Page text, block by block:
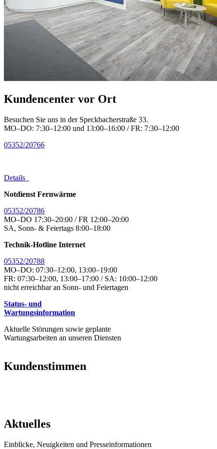
Kundencenter vor Ort
Besuchen Sie uns in der Speckbacherstraße 33.
MO–DO: 7:30–12:00 und 13:00–16:00 / FR: 7:30–12:00
05352/20766
Details
Notdienst Fernwärme
05352/20786
MO–DO 17:30–20:00 / FR 12:00–20:00
SA, Sonn- & Feiertags 8:00–18:00
Technik-Hotline Internet
05352/20788
MO–DO: 07:30–12:00, 13:00–19:00
FR: 07:30–12:00, 13:00–17:00 / SA: 10:00–12:00
nicht erreichbar an Sonn- und Feiertagen
Status- und
Wartungsinformation
Aktuelle Störungen sowie geplante
Wartungsarbeiten an unseren Diensten
Kundenstimmen
Aktuelles
Einblicke, Neuigkeiten und Presseinformationen